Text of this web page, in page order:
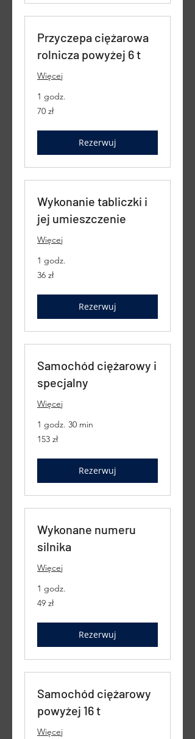
Przyczepa ciężarowa
rolnicza powyżej 6 t
Więcej
1 godz.
70
złotych
70 zł
Rezerwuj
Wykonanie tabliczki i
jej umieszczenie
Więcej
1 godz.
36
złotych
36 zł
Rezerwuj
Samochód ciężarowy i
specjalny
Więcej
1 godz. 30 min
153
złote
153 zł
Rezerwuj
Wykonane numeru
silnika
Więcej
1 godz.
49
złotych
49 zł
Rezerwuj
Samochód ciężarowy
powyżej 16 t
Więcej